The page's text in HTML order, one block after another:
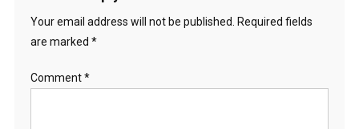
Your email address will not be published. Required fields
are marked *
Comment*